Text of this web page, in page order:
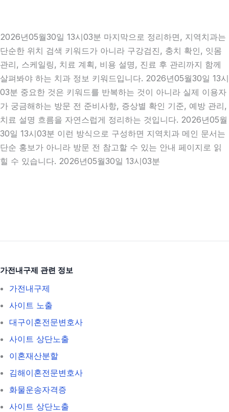
2026년05월30일 13시03분 마지막으로 정리하면, 지역치과는
단순한 위치 검색 키워드가 아니라 구강검진, 충치 확인, 잇몸
관리, 스케일링, 치료 계획, 비용 설명, 진료 후 관리까지 함께
살펴봐야 하는 치과 정보 키워드입니다. 2026년05월30일 13시
03분 중요한 것은 키워드를 반복하는 것이 아니라 실제 이용자
가 궁금해하는 방문 전 준비사항, 증상별 확인 기준, 예방 관리,
치료 설명 흐름을 자연스럽게 정리하는 것입니다. 2026년05월
30일 13시03분 이런 방식으로 구성하면 지역치과 메인 문서는
단순 홍보가 아니라 방문 전 참고할 수 있는 안내 페이지로 읽
힐 수 있습니다. 2026년05월30일 13시03분
가전내구제 관련 정보
가전내구제
사이트 노출
대구이혼전문변호사
사이트 상단노출
이혼재산분할
김해이혼전문변호사
화물운송자격증
사이트 상단노출